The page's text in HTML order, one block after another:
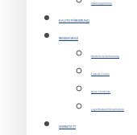
Inzahlungnahme
E-AUTO-FÖRDERUNG
REISEMOBILE
Modelle & Vermietung
Tipps & Touren
Reise Checkliste
Lagerbestand Reisemobile
WERKSTATT